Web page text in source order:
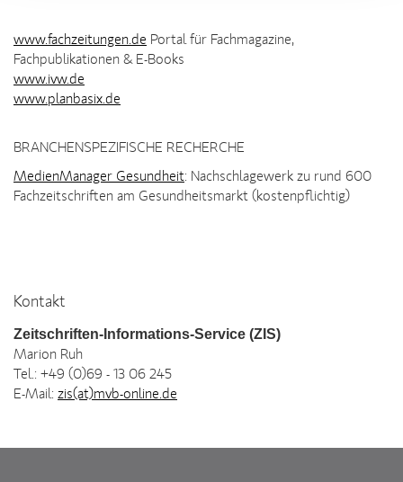
www.fachzeitungen.de Portal für Fachmagazine,
Fachpublikationen & E-Books
www.ivw.de
www.planbasix.de
BRANCHENSPEZIFISCHE RECHERCHE
MedienManager Gesundheit: Nachschlagewerk zu rund 600
Fachzeitschriften am Gesundheitsmarkt (kostenpflichtig)
Kontakt
Zeitschriften-Informations-Service (ZIS)
Marion Ruh
Tel.: +49 (0)69 - 13 06 245
E-Mail: zis(at)mvb-online.de